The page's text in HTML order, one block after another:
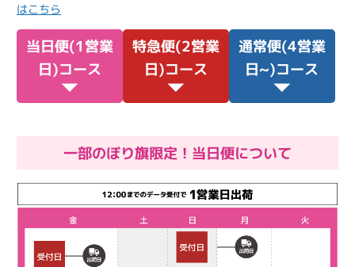
はこちら
当日便(1営業
日)コース
特急便(2営業
日)コース
通常便(4営業
日~)コース
一部のぼり旗限定！当日便について